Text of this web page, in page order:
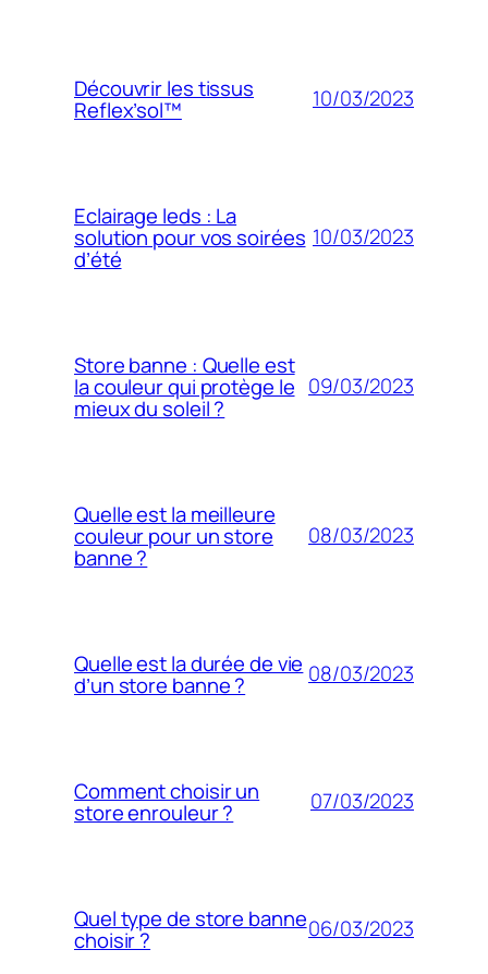
Découvrir les tissus
Reflex’sol™ 10/03/2023
Eclairage leds : La
solution pour vos soirées
d’été
10/03/2023
Store banne : Quelle est
la couleur qui protège le
mieux du soleil ?
09/03/2023
Quelle est la meilleure
couleur pour un store
banne ?
08/03/2023
Quelle est la durée de vie
d’un store banne ? 08/03/2023
Comment choisir un
store enrouleur ? 07/03/2023
Quel type de store banne
choisir ? 06/03/2023